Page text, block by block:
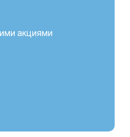
акциями